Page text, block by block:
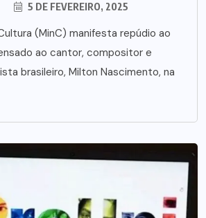
5 DE FEVEREIRO, 2025
(MinC) manifesta repúdio ao
ao cantor, compositor e
brasileiro, Milton Nascimento, na